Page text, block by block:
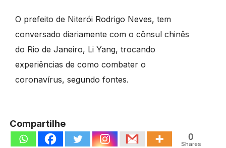
O prefeito de Niterói Rodrigo Neves, tem
conversado diariamente com o cônsul chinês
do Rio de Janeiro, Li Yang, trocando
experiências de como combater o
coronavírus, segundo fontes.
Compartilhe
0
Shares